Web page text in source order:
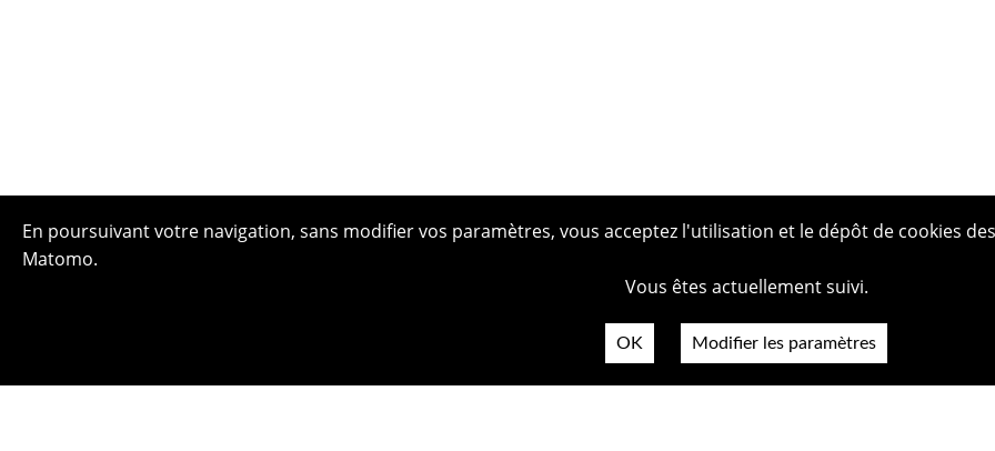
En poursuivant votre navigation, sans modifier vos paramètres, vous acceptez l'utilisation et le dépôt de cookies
Matomo.
Vous êtes actuellement suivi.
OK Modifier les paramètres